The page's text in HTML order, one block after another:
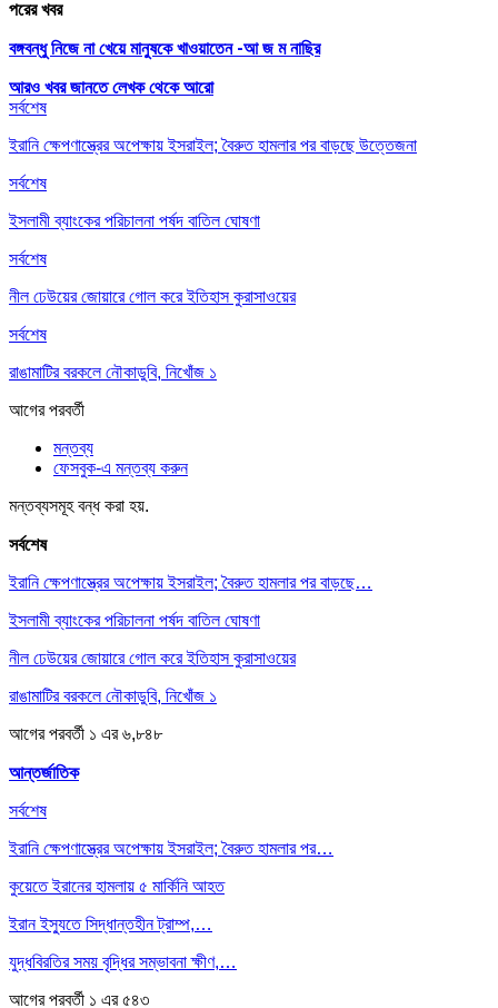
পরের খবর
বঙ্গবন্ধু নিজে না খেয়ে মানুষকে খাওয়াতেন -আ জ ম নাছির
আরও খবর জানতে লেখক থেকে আরো
সর্বশেষ
ইরানি ক্ষেপণাস্ত্রের অপেক্ষায় ইসরাইল; বৈরুত হামলার পর বাড়ছে উত্তেজনা
সর্বশেষ
ইসলামী ব্যাংকের পরিচালনা পর্ষদ বাতিল ঘোষণা
সর্বশেষ
নীল ঢেউয়ের জোয়ারে গোল করে ইতিহাস কুরাসাওয়ের
সর্বশেষ
রাঙামাটির বরকলে নৌকাডুবি, নিখোঁজ ১
আগেরপরবর্তী
মন্তব্য
ফেসবুক-এ মন্তব্য করুন
মন্তব্যসমূহ বন্ধ করা হয়.
সর্বশেষ
ইরানি ক্ষেপণাস্ত্রের অপেক্ষায় ইসরাইল; বৈরুত হামলার পর বাড়ছে…
ইসলামী ব্যাংকের পরিচালনা পর্ষদ বাতিল ঘোষণা
নীল ঢেউয়ের জোয়ারে গোল করে ইতিহাস কুরাসাওয়ের
রাঙামাটির বরকলে নৌকাডুবি, নিখোঁজ ১
আগেরপরবর্তী ১ এর ৬,৮৪৮
আন্তর্জাতিক
সর্বশেষ
ইরানি ক্ষেপণাস্ত্রের অপেক্ষায় ইসরাইল; বৈরুত হামলার পর…
কুয়েতে ইরানের হামলায় ৫ মার্কিনি আহত
ইরান ইস্যুতে সিদ্ধান্তহীন ট্রাম্প,…
যুদ্ধবিরতির সময় বৃদ্ধির সম্ভাবনা ক্ষীণ,…
আগেরপরবর্তী ১ এর ৫৪৩